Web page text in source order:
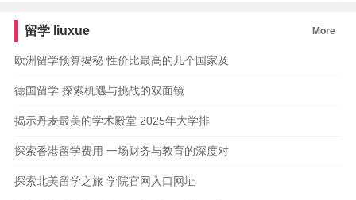
留学 liuxue More
欧洲留学预算揭秘 性价比最高的几个国家及
德国留学 探索机遇与挑战的双面镜
揭示丹麦最美的学术殿堂 2025年大学排
探索香港留学费用 一场财务与教育的深度对
探索北美留学之旅 学院官网入口网址